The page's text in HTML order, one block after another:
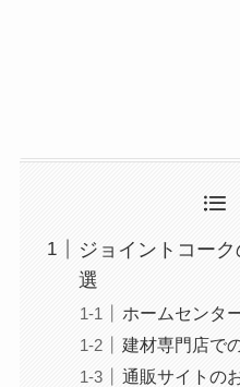
ジョイントコー
選
ホームセンタ
建材専門店で
通販サイトの